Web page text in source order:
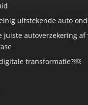
uitstekende auto
juiste autoverzekering af
transformatie?￼